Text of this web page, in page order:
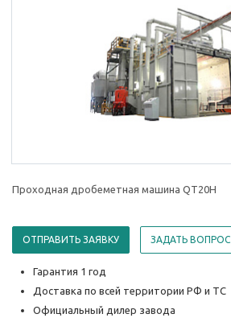
Проходная дробеметная машина QT20H
ОТПРАВИТЬ ЗАЯВКУ ЗАДАТЬ ВОПРОС
Гарантия 1 год
Доставка по всей территории РФ и ТС
Официальный дилер завода